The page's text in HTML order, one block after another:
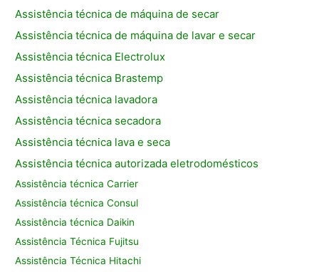
Assistência técnica de máquina de secar
Assistência técnica de máquina de lavar e secar
Assistência técnica Electrolux
Assistência técnica Brastemp
Assistência técnica lavadora
Assistência técnica secadora
Assistência técnica lava e seca
Assistência técnica autorizada eletrodomésticos
Assistência técnica Carrier
Assistência técnica Consul
Assistência técnica Daikin
Assistência Técnica Fujitsu
Assistência Técnica Hitachi